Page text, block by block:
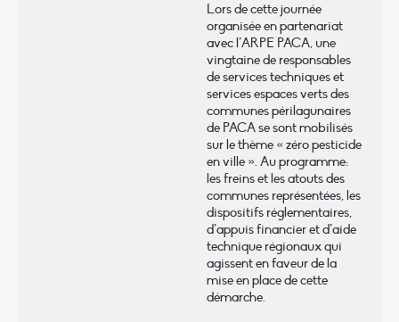
Lors de cette journée
organisée en partenariat
avec l’ARPE PACA, une
vingtaine de responsables
de services techniques et
services espaces verts des
communes périlagunaires
de PACA se sont mobilisés
sur le thème « zéro pesticide
en ville ». Au programme:
les freins et les atouts des
communes représentées, les
dispositifs réglementaires,
d’appuis financier et d’aide
technique régionaux qui
agissent en faveur de la
mise en place de cette
démarche.